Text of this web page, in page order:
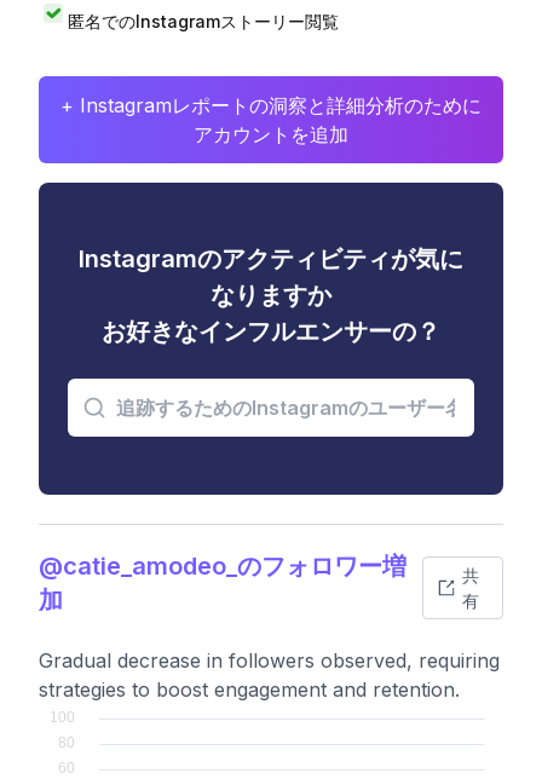
匿名でのInstagramストーリー閲覧
+ Instagramレポートの洞察と詳細分析のために
アカウントを追加
Instagramのアクティビティが気に
なりますか
お好きなインフルエンサーの？
@catie_amodeo_のフォロワー増
加
共
有
Gradual decrease in followers observed, requiring
strategies to boost engagement and retention.